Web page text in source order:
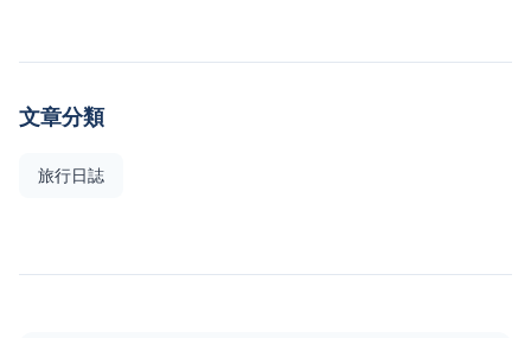
文章分類
旅行日誌